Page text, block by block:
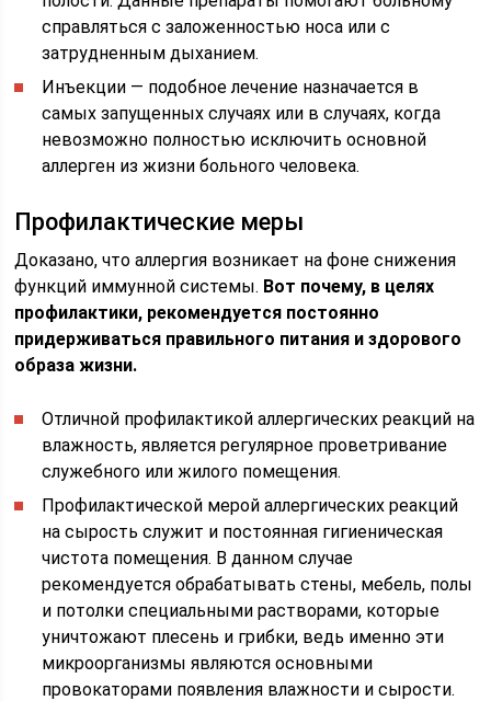
справляться с заложенностью носа или с
затрудненным дыханием.
Инъекции — подобное лечение назначается в
самых запущенных случаях или в случаях, когда
невозможно полностью исключить основной
аллерген из жизни больного человека.
Профилактические меры
Доказано, что аллергия возникает на фоне снижения
функций иммунной системы. Вот почему, в целях
профилактики, рекомендуется постоянно
придерживаться правильного питания и здорового
образа жизни.
Отличной профилактикой аллергических реакций на
влажность, является регулярное проветривание
служебного или жилого помещения.
Профилактической мерой аллергических реакций
на сырость служит и постоянная гигиеническая
чистота помещения. В данном случае
рекомендуется обрабатывать стены, мебель, полы
и потолки специальными растворами, которые
уничтожают плесень и грибки, ведь именно эти
микроорганизмы являются основными
провокаторами появления влажности и сырости.